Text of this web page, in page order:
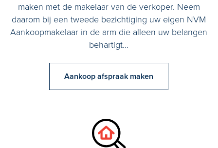
maken met de makelaar van de verkoper. Neem
daarom bij een tweede bezichtiging uw eigen NVM
Aankoopmakelaar in de arm die alleen uw belangen
behartigt...
Aankoop afspraak maken